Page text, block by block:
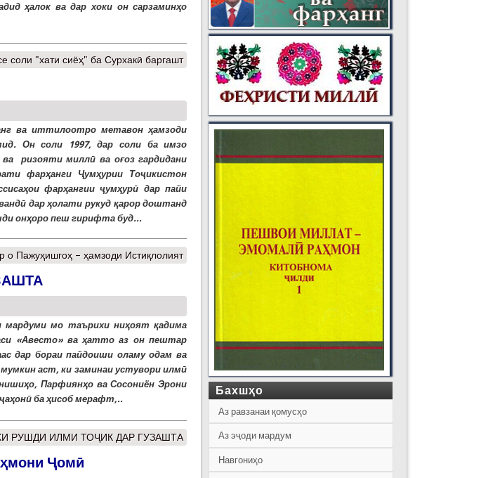
ҳалок ва дар хоки он сарзаминҳо
соли "хати сиёҳ" ба Сурхакӣ баргашт
ва иттилоотро метавон ҳамзоди
Он соли 1997, дар соли ба имзо
ризояти миллӣ ва оғоз гардидани
фарҳанги Ҷумҳурии Тоҷикистон
фарҳангии ҷумҳурӣ дар пайи
дар ҳолати рукуд қарор доштанд
онҳоро пеш гирифта буд...
о Пажуҳишгоҳ – ҳамзоди Истиқлолият
мо таърихи ниҳоят қадима
«Авесто» ва ҳатто аз он пештар
дар бораи пайдоиши оламу одам ва
аст, ки заминаи устувори илмӣ
Парфиянҳо ва Сосониён Эрони
ба ҳисоб мерафт,..
РУШДИ ИЛМИ ТОҶИК ДАР ГУЗАШТА
Ҷомӣ
Бахшҳо
Аз равзанаи қомусҳо
Аз эҷоди мардум
Навгониҳо